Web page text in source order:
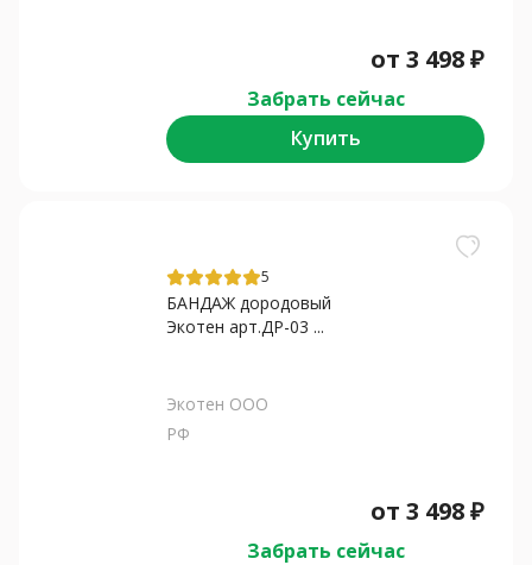
от 3 498₽
Забрать сейчас
Купить
5
БАНДАЖ дородовый
Экотен арт.ДР-03 ...
Экотен ООО
РФ
от 3 498₽
Забрать сейчас